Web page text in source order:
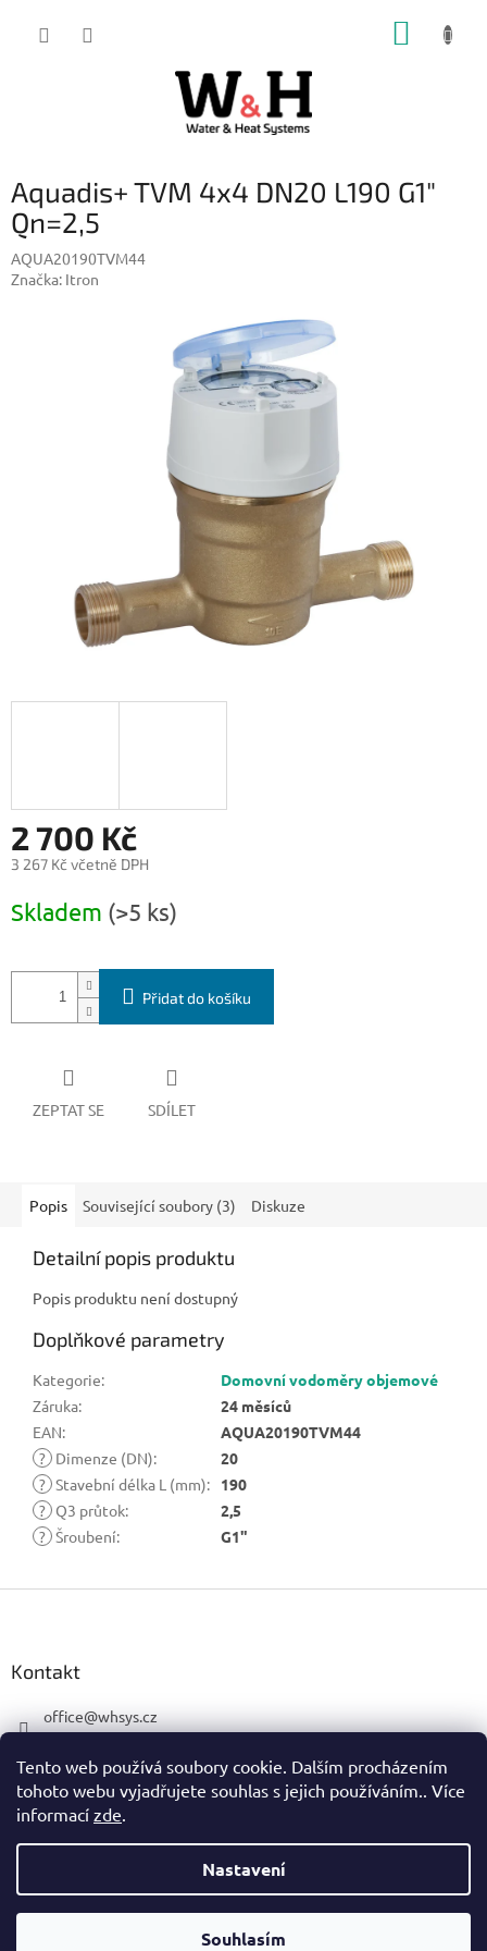
Tento web používá soubory cookie. Dalším procházením
tohoto webu vyjadřujete souhlas s jejich používáním.. Více
informací zde.
Nastavení
Souhlasím
Aquadis+ TVM 4x4 DN20 L190 G1"
Qn=2,5
AQUA20190TVM44
Značka: Itron
2 700 Kč
3 267 Kč včetně DPH
cena:
Skladem (>5 ks)
Přidat do košíku
ZEPTAT SE SDÍLET
Popis Související soubory (3) Diskuze
Detailní popis produktu
Popis produktu není dostupný
Doplňkové parametry
Kategorie:
Domovní vodoměry objemové
Záruka:
24 měsíců
EAN:
AQUA20190TVM44
? Dimenze (DN):
20
? Stavební délka L (mm):
190
? Q3 průtok:
2,5
? Šroubení: G1"
Kontakt
office@whsys.cz
Vytvořil Shoptet
WHSys.cz. Všechna práva vyhrazena.